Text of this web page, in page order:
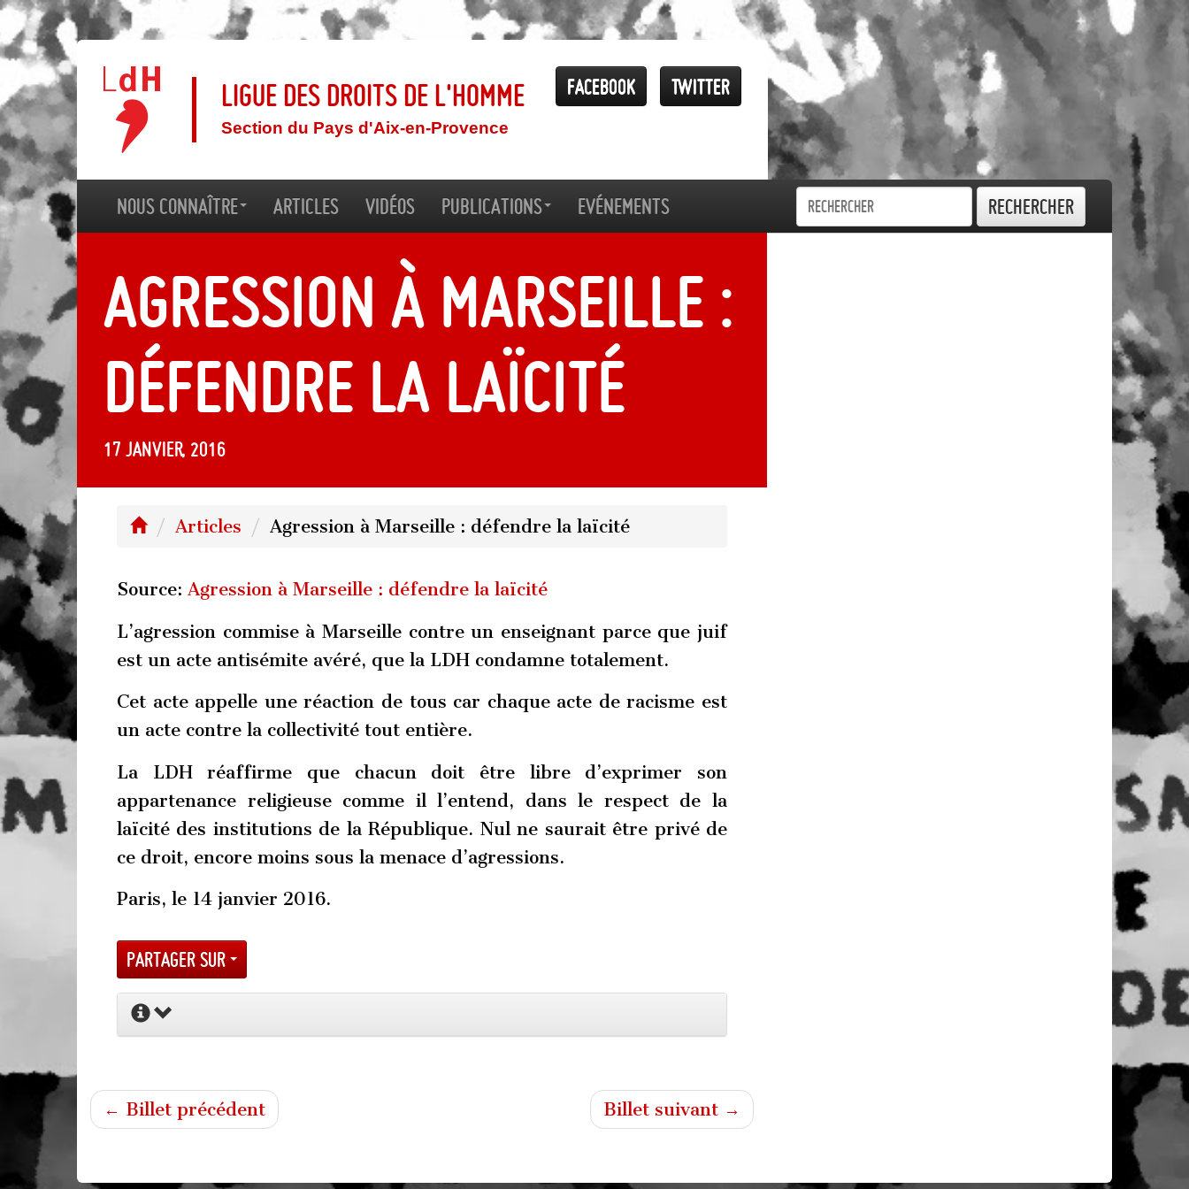
Twitter
Facebook
Ligue des droits de l'Homme
Section du Pays d'Aix-en-Provence
Nous connaître Articles Vidéos Publications Evénements Rechercher
Agression à Marseille :
défendre la laïcité
17 janvier, 2016
Articles Agression à Marseille : défendre la laïcité
Source: Agression à Marseille : défendre la laïcité
L’agression commise à Marseille contre un enseignant parce que juif
est un acte antisémite avéré, que la LDH condamne totalement.
Cet acte appelle une réaction de tous car chaque acte de racisme est
un acte contre la collectivité tout entière.
La LDH réaffirme que chacun doit être libre d’exprimer son
appartenance religieuse comme il l’entend, dans le respect de la
laïcité des institutions de la République. Nul ne saurait être privé de
ce droit, encore moins sous la menace d’agressions.
Paris, le 14 janvier 2016.
Partager sur
← Billet précédent Billet suivant →